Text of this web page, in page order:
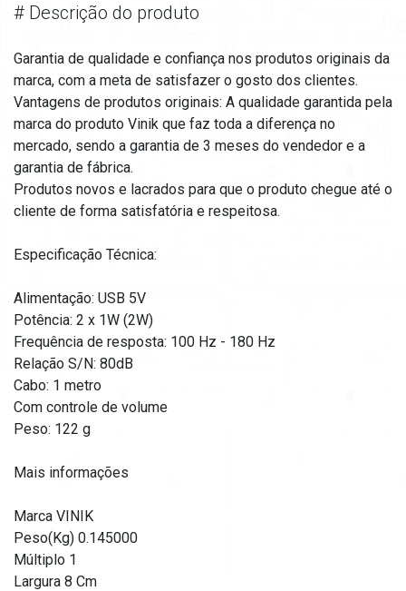
# Descrição do produto
Garantia de qualidade e confiança nos produtos originais da
marca, com a meta de satisfazer o gosto dos clientes.
Vantagens de produtos originais: A qualidade garantida pela
marca do produto Vinik que faz toda a diferença no
mercado, sendo a garantia de 3 meses do vendedor e a
garantia de fábrica.
Produtos novos e lacrados para que o produto chegue até o
cliente de forma satisfatória e respeitosa.
Especificação Técnica:
Alimentação: USB 5V
Potência: 2 x 1W (2W)
Frequência de resposta: 100 Hz - 180 Hz
Relação S/N: 80dB
Cabo: 1 metro
Com controle de volume
Peso: 122 g
Mais informações
Marca VINIK
Peso(Kg) 0.145000
Múltiplo 1
Largura 8 Cm